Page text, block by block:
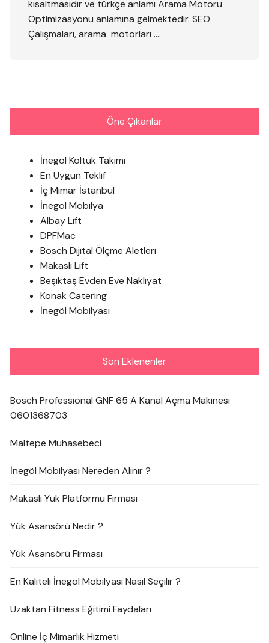
kısaltmasıdır ve türkçe anlamı Arama Motoru
Optimizasyonu anlamına gelmektedir. SEO
Çalışmaları, arama motorları ….
Öne Çıkanlar
İnegöl Koltuk Takımı
En Uygun Teklif
İç Mimar İstanbul
İnegöl Mobilya
Albay Lift
DPFMac
Bosch Dijital Ölçme Aletleri
Makaslı Lift
Beşiktaş Evden Eve Nakliyat
Konak Catering
İnegöl Mobilyası
Son Eklenenler
Bosch Professional GNF 65 A Kanal Açma Makinesi
0601368703
Maltepe Muhasebeci
İnegöl Mobilyası Nereden Alınır ?
Makaslı Yük Platformu Firması
Yük Asansörü Nedir ?
Yük Asansörü Firması
En Kaliteli İnegöl Mobilyası Nasıl Seçilir ?
Uzaktan Fitness Eğitimi Faydaları
Online İç Mimarlık Hizmeti